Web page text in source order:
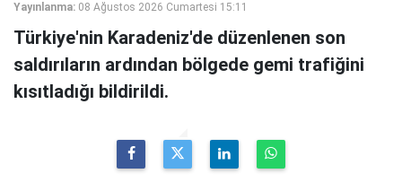
Yayınlanma: 08 Ağustos 2026 Cumartesi 15:11
Türkiye'nin Karadeniz'de düzenlenen son
saldırıların ardından bölgede gemi trafiğini
kısıtladığı bildirildi.